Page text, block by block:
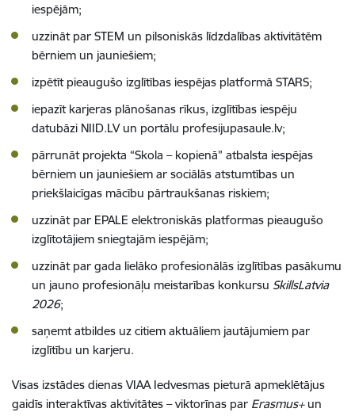
iespējām;
uzzināt par STEM un pilsoniskās līdzdalības aktivitātēm
bērniem un jauniešiem;
izpētīt pieaugušo izglītības iespējas platformā STARS;
iepazīt karjeras plānošanas rīkus, izglītības iespēju
datubāzi NIID.LV un portālu profesijupasaule.lv;
pārrunāt projekta “Skola – kopienā” atbalsta iespējas
bērniem un jauniešiem ar sociālās atstumtības un
priekšlaicīgas mācību pārtraukšanas riskiem;
uzzināt par EPALE elektroniskās platformas pieaugušo
izglītotājiem sniegtajām iespējām;
uzzināt par gada lielāko profesionālās izglītības pasākumu
un jauno profesionāļu meistarības konkursu SkillsLatvia
2026;
saņemt atbildes uz citiem aktuāliem jautājumiem par
izglītību un karjeru.
Visas izstādes dienas VIAA Iedvesmas pieturā apmeklētājus
gaidīs interaktīvas aktivitātes – viktorīnas par Erasmus+un